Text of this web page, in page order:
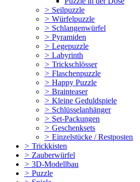
> Seilpuzzle
> Würfelpuzzle
> Schlangenwürfel
> Pyramiden
> Legepuzzle
> Labyrinth
> Trickschlösser
> Flaschenpuzzle
> Happy Puzzle
> Brainteaser
> Kleine Geduldspiele
> Schlüsselanhänger
> Set-Packungen
> Geschenksets
> Einzelstücke / Restposten
> Trickkisten
> Zauberwürfel
> 3D-Modellbau
> Puzzle